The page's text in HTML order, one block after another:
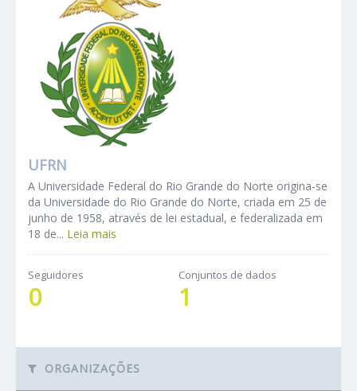
UFRN
A Universidade Federal do Rio Grande do Norte origina-se
da Universidade do Rio Grande do Norte, criada em 25 de
junho de 1958, através de lei estadual, e federalizada em
18 de... Leia mais
Seguidores
0
Conjuntos de dados
1
ORGANIZAÇÕES